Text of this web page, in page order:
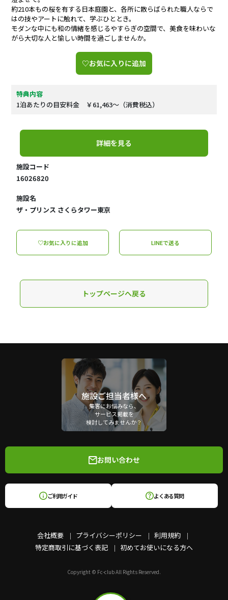
約210本もの桜を有する日本庭園と、各所に散らばられた職人ならで
はの技やアートに触れて、学ぶひととき。
モダンな中にも和の情緒を感じるやすらぎの空間で、美食を味わいな
がら大切な人と愉しい時間を過ごしませんか。
♡お気に入りに追加
特典内容
1泊あたりの目安料金 ￥61,463～（消費税込）
詳細を見る
施設コード
16026820
施設名
ザ・プリンス さくらタワー東京
♡お気に入りに追加 LINEで送る
トップページへ戻る
施設ご担当者様へ
集客にお悩みなら、
サービス掲載を
検討してみませんか？
会社概要 プライバシーポリシー
利用規約
特定商取引に基づく表記
初めてお使いになる方へ
お問い合わせ
ご利用ガイド よくある質問
Copyright © Fc-club All Rights Reserved.